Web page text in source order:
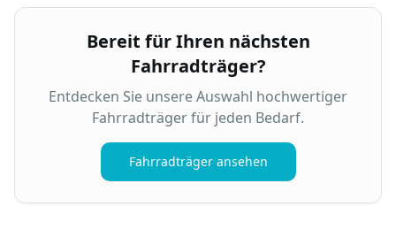
Bereit für Ihren nächsten
Fahrradträger?
Entdecken Sie unsere Auswahl hochwertiger
Fahrradträger für jeden Bedarf.
Fahrradträger ansehen